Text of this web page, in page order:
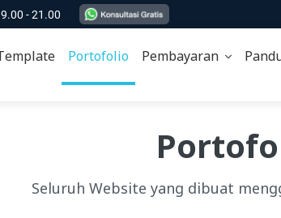
- 21.00
Portofolio Pembayaran
Seluruh Website yang dibuat